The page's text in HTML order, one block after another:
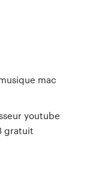
mac
youtube
gratuit